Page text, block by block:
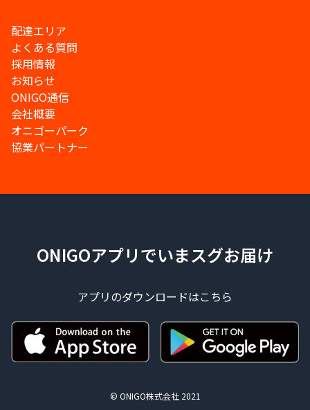
配達エリア
よくある質問
採用情報
お知らせ
ONIGO通信
会社概要
オニゴーパーク
協業パートナー
ONIGOアプリでいまスグお届け
アプリのダウンロードはこちら
© ONIGO株式会社 2021